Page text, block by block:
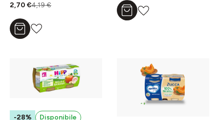
2,70 €4,19 €
Aggiungi al carrello
Aggiungi al carrello
-28%
Disponibile